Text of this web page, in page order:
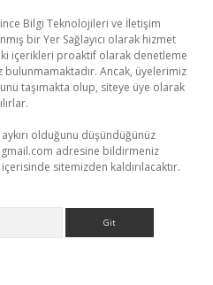
Bilgi Teknolojileri ve İletişim
bir Yer Sağlayıcı olarak hizmet
içerikleri proaktif olarak denetleme
Ancak, üyelerimiz
taşımakta olup, siteye üye olarak
olduğunu düşündüğünüz
adresine bildirmeniz
sitemizden kaldırılacaktır.